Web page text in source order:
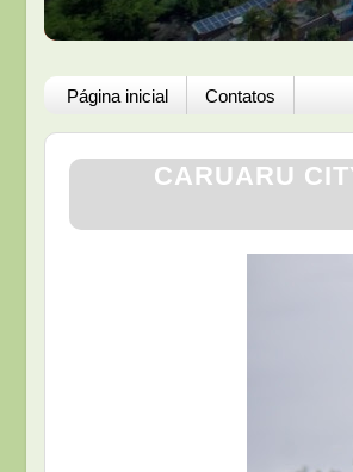
Página inicial Contatos
CARUARU